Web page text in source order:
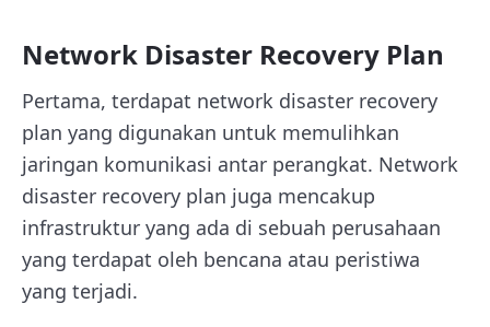
Network Disaster Recovery Plan
Pertama, terdapat network disaster recovery
plan yang digunakan untuk memulihkan
jaringan komunikasi antar perangkat. Network
disaster recovery plan juga mencakup
infrastruktur yang ada di sebuah perusahaan
yang terdapat oleh bencana atau peristiwa
yang terjadi.